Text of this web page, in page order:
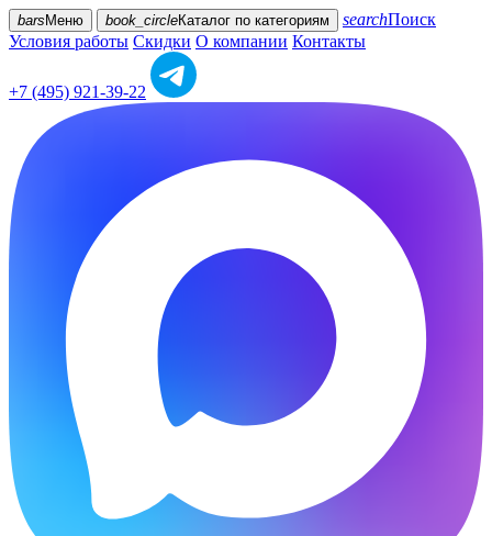
bars Меню book_circleКаталог по категориям searchПоиск
Условия работы Скидки О компании Контакты
+7 (495) 921-39-22